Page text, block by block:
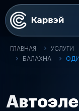
ГЛАВНАЯ УСЛУГИ
БАЛАХНА